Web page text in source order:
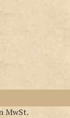
MwSt.